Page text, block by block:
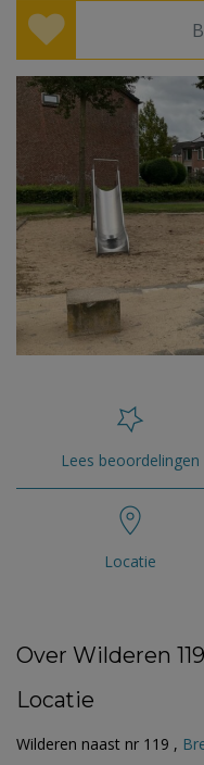
Lees beoordelingen
Locatie
Over Wilderen 119
Locatie
Wilderen naast nr 119 ,